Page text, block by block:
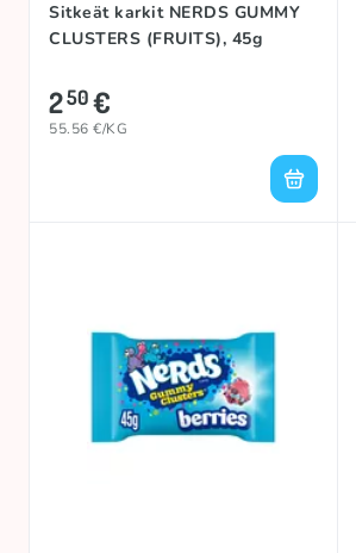
Sitkeät karkit NERDS GUMMY
CLUSTERS (FRUITS), 45g
250€
55.56 €/KG